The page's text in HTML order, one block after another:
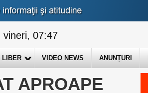
vineri, 07:47
LIBER VIDEO NEWS ANUNȚURI
APROAPE